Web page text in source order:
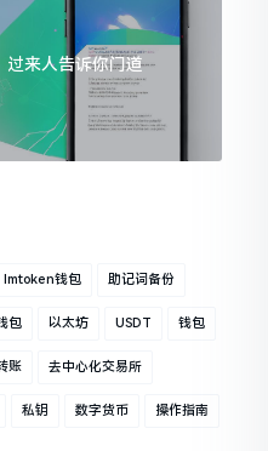
来人告诉你门道
Imtoken钱包 助记词备份
包 以太坊 USDT 钱包
账 去中心化交易所
私钥 数字货币 操作指南